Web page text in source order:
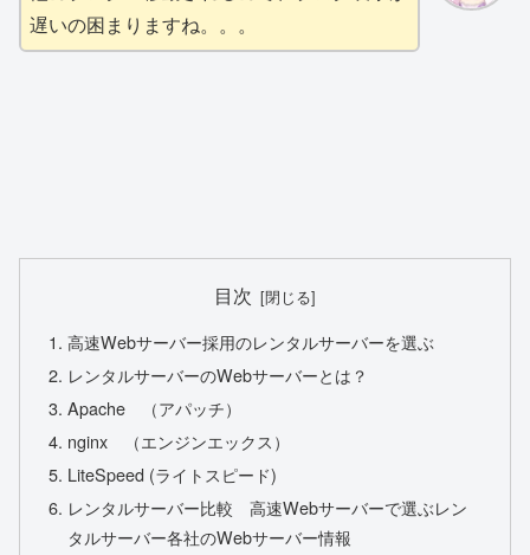
遅いの困まりますね。。。
目次
高速Webサーバー採用のレンタルサーバーを選ぶ
レンタルサーバーのWebサーバーとは？
Apache （アパッチ）
nginx （エンジンエックス）
LiteSpeed (ライトスピード)
レンタルサーバー比較 高速Webサーバーで選ぶレン
タルサーバー各社のWebサーバー情報